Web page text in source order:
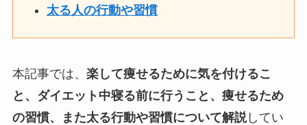
太る人の行動や習慣
本記事では、 楽して痩せるために気を付けるこ
と、ダイエット中寝る前に行うこと、痩せるため
の習慣、また太る行動や習慣について解説してい